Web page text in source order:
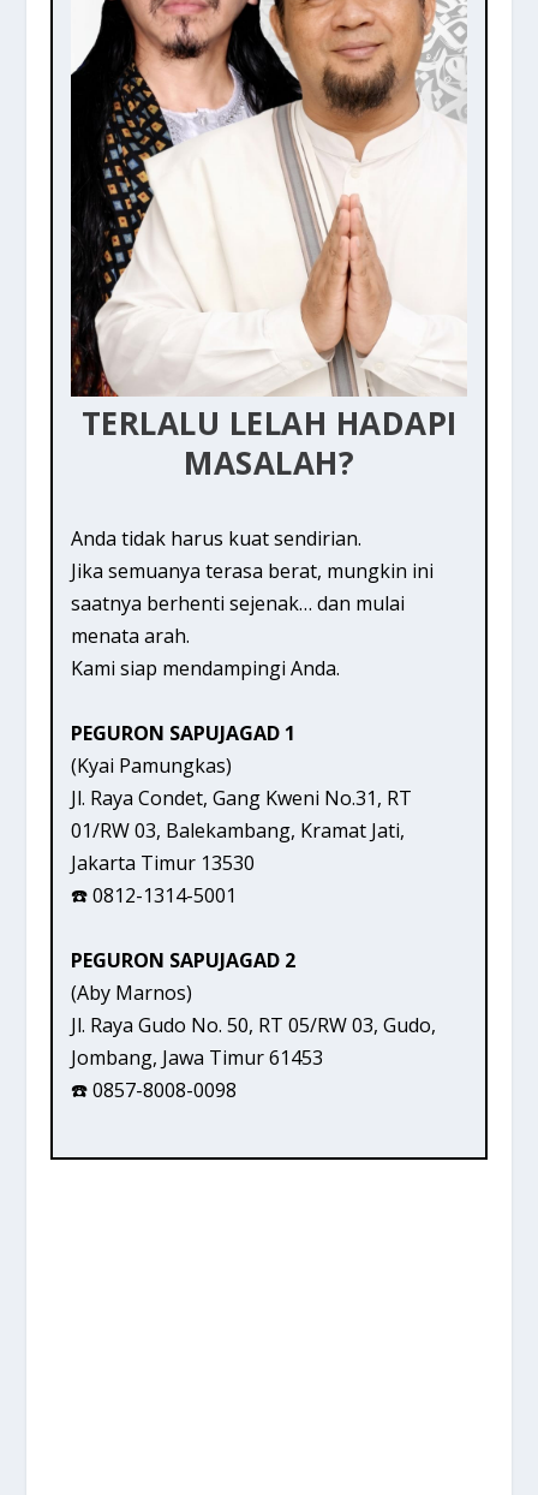
TERLALU LELAH HADAPI
MASALAH?
Anda tidak harus kuat sendirian.
Jika semuanya terasa berat, mungkin ini
saatnya berhenti sejenak… dan mulai
menata arah.
Kami siap mendampingi Anda.
PEGURON SAPUJAGAD 1
(Kyai Pamungkas)
Jl. Raya Condet, Gang Kweni No.31, RT
01/RW 03, Balekambang, Kramat Jati,
Jakarta Timur 13530
☎️ 0812-1314-5001
PEGURON SAPUJAGAD 2
(Aby Marnos)
Jl. Raya Gudo No. 50, RT 05/RW 03, Gudo,
Jombang, Jawa Timur 61453
☎️ 0857-8008-0098